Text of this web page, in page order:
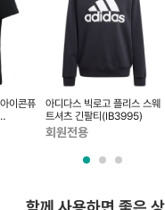
경기도 고양시 덕양구 꽃마을로
이콘퓨
아디다스 빅로고 플리스 스웨
트셔츠 긴팔티(IB3995)
회원전용